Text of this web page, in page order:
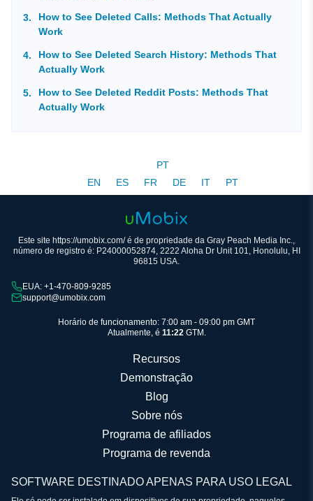
How to See Deleted Calls: Methods That Actually
Work
How to See Deleted Search History: Methods That
Actually Work
How to See Deleted Reddit Posts: Methods That
Actually Work
PT
EN
ES FR DE IT PT
Este site https://umobix.com/ é de propriedade da Gray Peach Media Inc.,
número de registro é: P24000052874, 2222 Aloha Dr Unit 101, Honolulu, HI
96815 USA.
EUA: +1-470-809-9285
support@umobix.com
Horário de funcionamento: 7:00 am - 09:00 pm GMT
Atualmente, é 11:22GTM.
Recursos
Demonstração
Blog
Sobre nós
Programa de afiliados
Programa de revenda
SOFTWARE DESTINADO APENAS PARA USO LEGAL